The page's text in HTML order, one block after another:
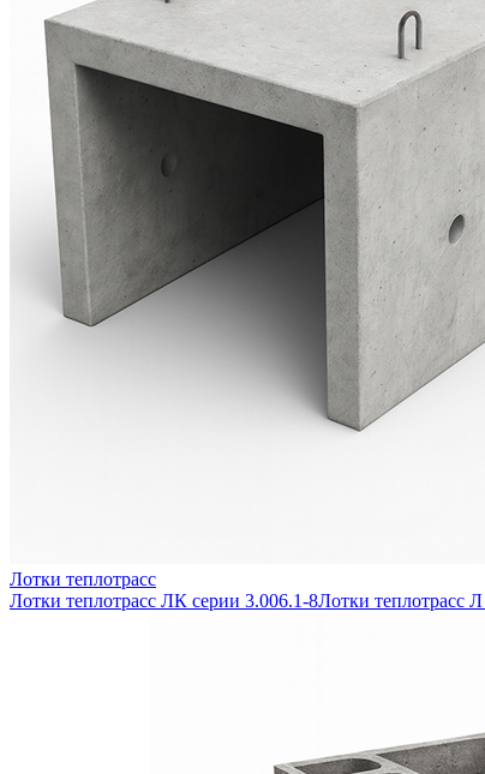
Лотки теплотрасс
Лотки теплотрасс ЛК серии 3.006.1-8Лотки теплотрасс